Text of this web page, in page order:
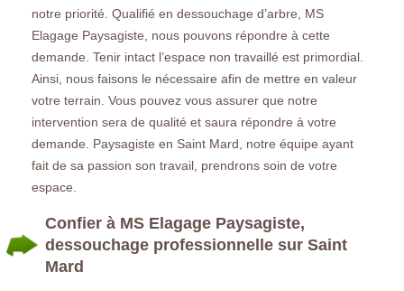
notre priorité. Qualifié en dessouchage d’arbre, MS
Elagage Paysagiste, nous pouvons répondre à cette
demande. Tenir intact l’espace non travaillé est primordial.
Ainsi, nous faisons le nécessaire afin de mettre en valeur
votre terrain. Vous pouvez vous assurer que notre
intervention sera de qualité et saura répondre à votre
demande. Paysagiste en Saint Mard, notre équipe ayant
fait de sa passion son travail, prendrons soin de votre
espace.
Confier à MS Elagage Paysagiste,
dessouchage professionnelle sur Saint
Mard